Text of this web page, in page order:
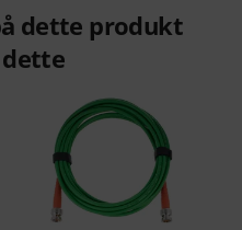
dette produkt